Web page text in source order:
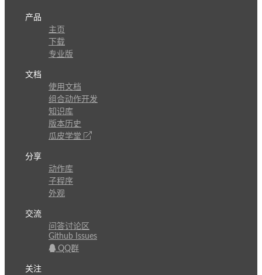
产品
主页
下载
专业版
文档
使用文档
组合动作开发
知识库
版本历史
瓜皮学堂
分享
动作库
子程序
外观
交流
问答讨论区
Github Issues
QQ群
关注